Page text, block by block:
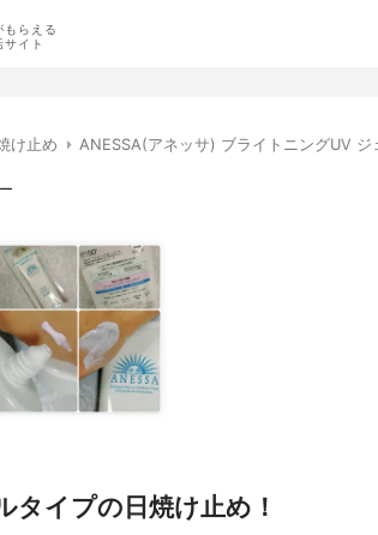
もらえる
サイト
け止め ANESSA(アネッサ) ブライトニングUV ジ
タイプの日焼け止め！